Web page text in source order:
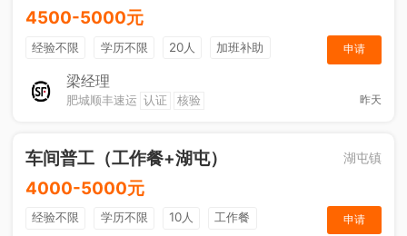
4500-5000元
经验不限 学历不限 20人
加班补助
综合补贴
奖励计划
申请
梁经理
肥城顺丰速运 认证 核验 昨天
车间普工（工作餐+湖屯） 湖屯镇
4000-5000元
经验不限 学历不限 10人
工作餐
申请